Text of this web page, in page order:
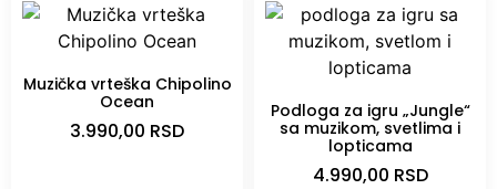
Muzička vrteška Chipolino
Ocean
3.990,00 RSD
Podloga za igru „Jungle“
sa muzikom, svetlima i
lopticama
4.990,00 RSD